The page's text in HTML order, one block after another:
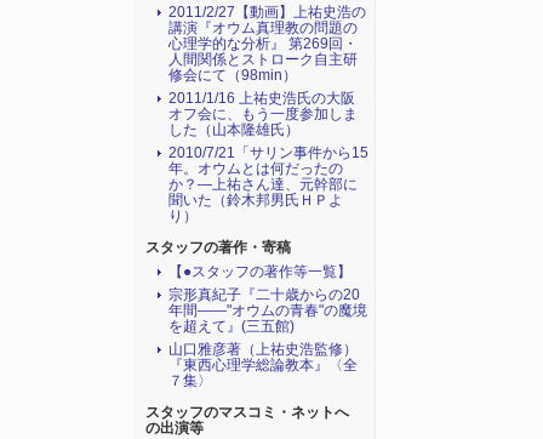
2011/2/27【動画】上祐史浩の
講演『オウム真理教の問題の
心理学的な分析』 第269回・
人間関係とストローク自主研
修会にて（98min）
2011/1/16 上祐史浩氏の大阪
オフ会に、もう一度参加しま
した（山本隆雄氏）
2010/7/21「サリン事件から15
年。オウムとは何だったの
か？―上祐さん達、元幹部に
聞いた（鈴木邦男氏ＨＰよ
り）
スタッフの著作・寄稿
【●スタッフの著作等一覧】
宗形真紀子『二十歳からの20
年間――"オウムの青春"の魔境
を超えて』(三五館)
山口雅彦著（上祐史浩監修）
『東西心理学総論教本』〈全
７集〉
スタッフのマスコミ・ネットへ
の出演等